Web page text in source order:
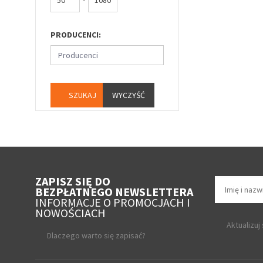
PRODUCENCI:
Producenci
WYCZYŚĆ
ZAPISZ SIĘ DO
BEZPŁATNEGO NEWSLETTERA
INFORMACJE O PROMOCJACH I
NOWOŚCIACH
Dlaczego warto się zapisać?
Aktualizuj